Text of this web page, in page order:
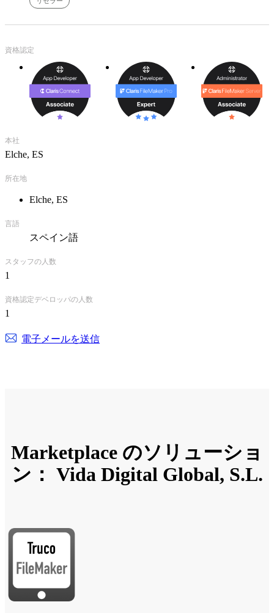
資格認定
本社
Elche, ES
所在地
Elche, ES
言語
スペイン語
スタッフの人数
1
資格認定デベロッパの人数
1
電子メールを送信
Marketplace のソリューショ
ン： Vida Digital Global, S.L.